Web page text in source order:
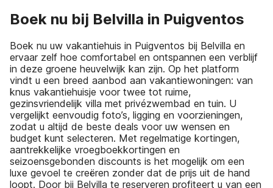
Boek nu bij Belvilla in Puigventos
Boek nu uw vakantiehuis in Puigventos bij Belvilla en
ervaar zelf hoe comfortabel en ontspannen een verblijf
in deze groene heuvelwijk kan zijn. Op het platform
vindt u een breed aanbod aan vakantiewoningen: van
knus vakantiehuisje voor twee tot ruime,
gezinsvriendelijk villa met privézwembad en tuin. U
vergelijkt eenvoudig foto’s, ligging en voorzieningen,
zodat u altijd de beste deals voor uw wensen en
budget kunt selecteren. Met regelmatige kortingen,
aantrekkelijke vroegboekkortingen en
seizoensgebonden discounts is het mogelijk om een
luxe gevoel te creëren zonder dat de prijs uit de hand
loopt. Door bij Belvilla te reserveren profiteert u van een